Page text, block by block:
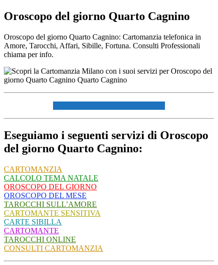
Oroscopo del giorno Quarto Cagnino
Oroscopo del giorno Quarto Cagnino: Cartomanzia telefonica in
Amore, Tarocchi, Affari, Sibille, Fortuna. Consulti Professionali
chiama per info.
Eseguiamo i seguenti servizi di Oroscopo
del giorno Quarto Cagnino:
CARTOMANZIA
CALCOLO TEMA NATALE
OROSCOPO DEL GIORNO
OROSCOPO DEL MESE
TAROCCHI SULL’AMORE
CARTOMANTE SENSITIVA
CARTE SIBILLA
CARTOMANTE
TAROCCHI ONLINE
CONSULTI CARTOMANZIA